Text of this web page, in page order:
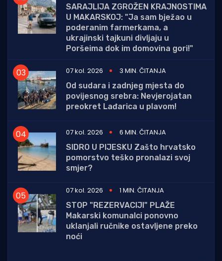
SARAJLIJA ZGROŽEN KRAJNOSTIMA
U MAKARSKOJ: "Ja sam bježao u
poderanim farmerkama, a
ukrajinski tajkuni divljaju u
Poršeima dok im domovina gori!"
07 kol. 2026
3 MIN. ČITANJA
Od sudara i zadnjeg mjesta do
povijesnog srebra: Nevjerojatan
preokret Lađarica u plavom!
07 kol. 2026
6 MIN. ČITANJA
SIDRO U PIJESKU Zašto hrvatsko
pomorstvo teško pronalazi svoj
smjer?
07 kol. 2026
1 MIN. ČITANJA
STOP "REZERVACIJI" PLAŽE
Makarski komunalci ponovno
uklanjali ručnike ostavljene preko
noći